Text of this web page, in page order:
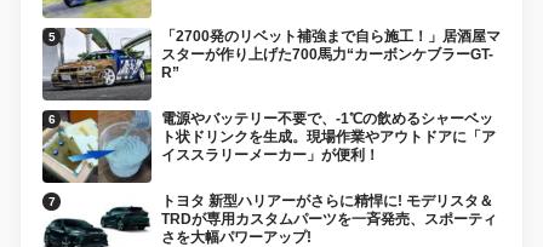
「2700発のリベット補強まで自ら施工！」居酒屋マ
スターが作り上げた700馬力“カーボンケブラーGT-
R”
電源やバッテリー不要で、-1℃の飲めるシャーベッ
ト状ドリンクを生成。現場作業やアウトドアに「ア
イススラリーメーカー」が便利！
トヨタ 新型ハリアーがさらに精悍に! モデリスタ＆
TRDが専用カスタムパーツを一斉発売、スポーティ
さを大幅パワーアップ!